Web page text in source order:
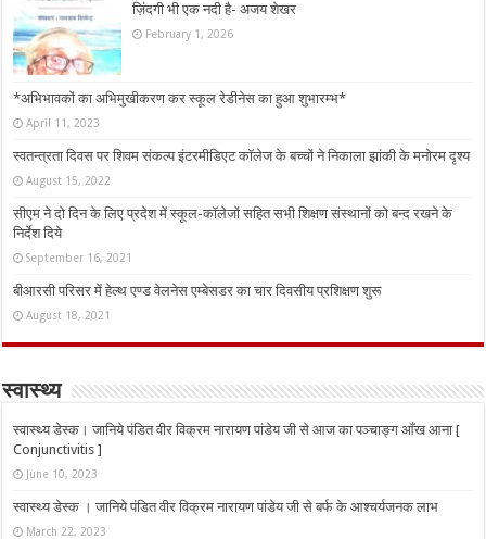
ज़िंदगी भी एक नदी है- अजय शेखर
February 1, 2026
*अभिभावकों का अभिमुखीकरण कर स्कूल रेडीनेस का हुआ शुभारम्भ*
April 11, 2023
स्वतन्त्रता दिवस पर शिवम संकल्प इंटरमीडिएट कॉलेज के बच्चों ने निकाला झांकी के मनोरम दृश्य
August 15, 2022
सीएम ने दो दिन के लिए प्रदेश में स्कूल-कॉलेजों सहित सभी शिक्षण संस्थानों को बन्द रखने के
निर्देश दिये
September 16, 2021
बीआरसी परिसर में हेल्थ एण्ड वेलनेस एम्बेसडर का चार दिवसीय प्रशिक्षण शुरू
August 18, 2021
स्वास्थ्य
स्वास्थ्य डेस्क। जानिये पंडित वीर विक्रम नारायण पांडेय जी से आज का पञ्चाङ्ग आँख आना [
Conjunctivitis ]
June 10, 2023
स्वास्थ्य डेस्क । जानिये पंडित वीर विक्रम नारायण पांडेय जी से बर्फ के आश्चर्यजनक लाभ
March 22, 2023